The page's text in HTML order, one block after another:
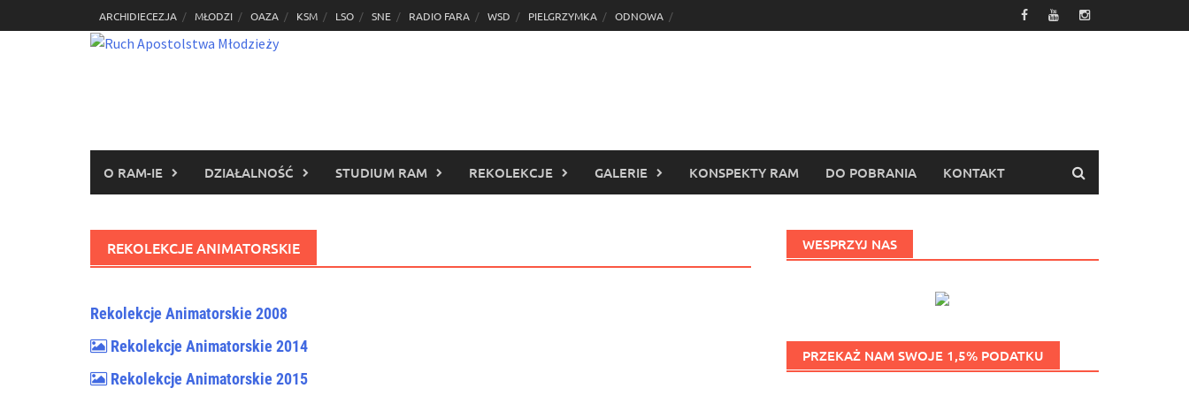
to
ARCHIDIECEZJA MŁODZI OAZA KSM LSO SNE RADIO FARA WSD PIELGRZYMKA ODNOWA
O RAM-IE DZIAŁALNOŚĆ STUDIUM RAM REKOLEKCJE GALERIE KONSPEKTY RAM DO POBRANIA KONTAKT
REKOLEKCJE ANIMATORSKIE
Rekolekcje Animatorskie 2008
Rekolekcje Animatorskie 2014
Rekolekcje Animatorskie 2015
WESPRZYJ NAS
PRZEKAŻ NAM SWOJE 1,5% PODATKU